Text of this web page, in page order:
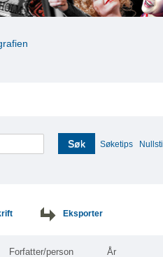
Søk Søketips Nullstill
Eksporter
Forfatter/person År